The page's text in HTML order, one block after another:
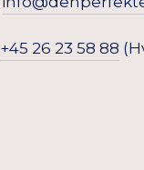
+45 26 23 58 88